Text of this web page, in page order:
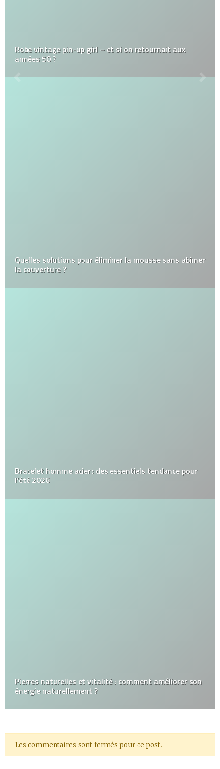
Robe vintage pin-up girl – et si on retournait aux
années 50 ?
Quelles solutions pour éliminer la mousse sans abîmer
la couverture ?
Bracelet homme acier : des essentiels tendance pour
l’été 2026
Pierres naturelles et vitalité : comment améliorer son
énergie naturellement ?
Les commentaires sont fermés pour ce post.